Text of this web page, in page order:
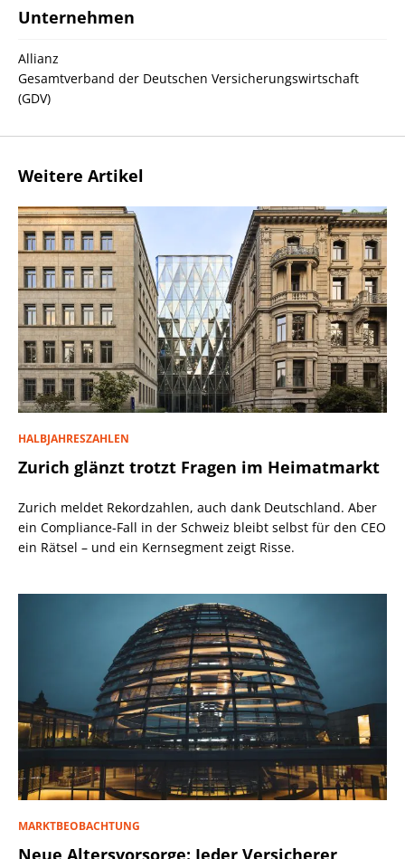
Unternehmen
Allianz
Gesamtverband der Deutschen Versicherungswirtschaft
(GDV)
Weitere Artikel
HALBJAHRESZAHLEN
Zurich glänzt trotzt Fragen im Heimatmarkt
Zurich meldet Rekordzahlen, auch dank Deutschland. Aber
ein Compliance-Fall in der Schweiz bleibt selbst für den CEO
ein Rätsel – und ein Kernsegment zeigt Risse.
MARKTBEOBACHTUNG